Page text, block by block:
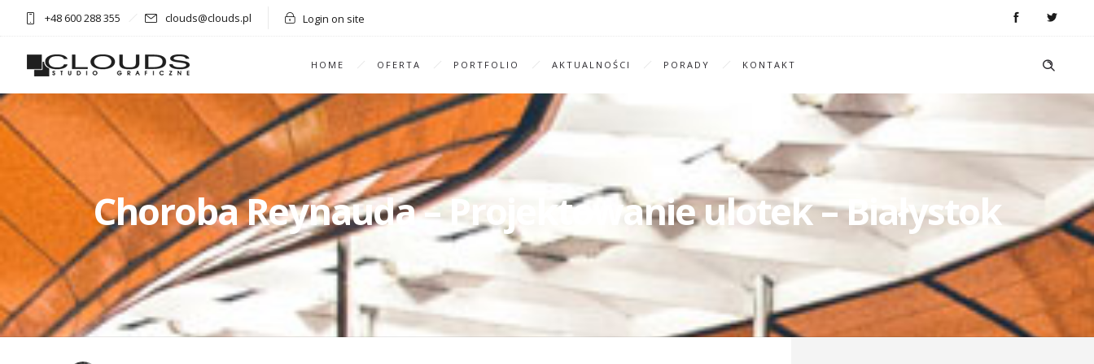
+48 600 288 355 clouds@clouds.pl Login on site
HOME OFERTA PORTFOLIO AKTUALNOŚCI PORADY KONTAKT
Choroba Reynauda – Projektowanie ulotek – Białystok